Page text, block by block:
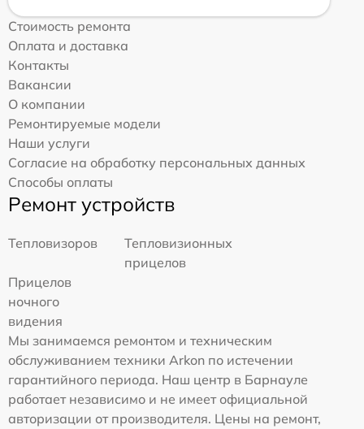
Стоимость ремонта
Оплата и доставка
Контакты
Вакансии
О компании
Ремонтируемые модели
Наши услуги
Согласие на обработку персональных данных
Способы оплаты
Ремонт устройств
Тепловизоров
Тепловизионных
прицелов
Прицелов
ночного
видения
Мы занимаемся ремонтом и техническим
обслуживанием техники Arkon по истечении
гарантийного периода. Наш центр в Барнауле
работает независимо и не имеет официальной
авторизации от производителя. Цены на ремонт,